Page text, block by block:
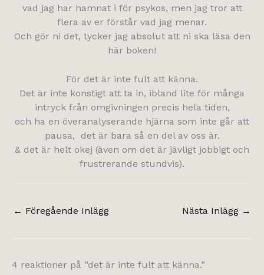
vad jag har hamnat i för psykos, men jag tror att
flera av er förstår vad jag menar.
Och gör ni det, tycker jag absolut att ni ska läsa den
här boken!
För det är inte fult att känna.
Det är inte konstigt att ta in, ibland lite för många
intryck från omgivningen precis hela tiden,
och ha en överanalyserande hjärna som inte går att
pausa, det är bara så en del av oss är.
& det är helt okej (även om det är jävligt jobbigt och
frustrerande stundvis).
← Föregående Inlägg Nästa Inlägg →
4 reaktioner på ”det är inte fult att känna.”